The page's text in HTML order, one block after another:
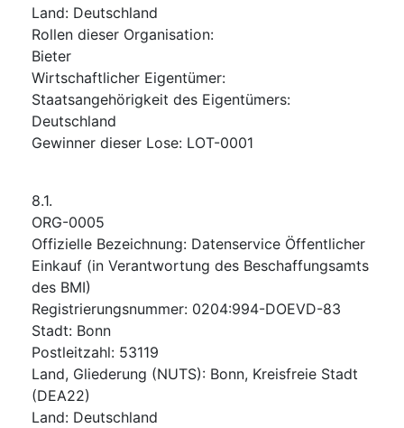
Land: Deutschland
Rollen dieser Organisation:
Bieter
Wirtschaftlicher Eigentümer:
Staatsangehörigkeit des Eigentümers:
Deutschland
Gewinner dieser Lose: LOT-0001
8.1.
ORG-0005
Offizielle Bezeichnung: Datenservice Öffentlicher
Einkauf (in Verantwortung des Beschaffungsamts
des BMI)
Registrierungsnummer: 0204:994-DOEVD-83
Stadt: Bonn
Postleitzahl: 53119
Land, Gliederung (NUTS): Bonn, Kreisfreie Stadt
(DEA22)
Land: Deutschland